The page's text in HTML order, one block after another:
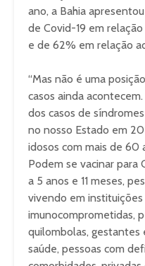
ano, a Bahia
de Covid-19 em
e de 62% em relação
“Mas não é uma
casos ainda
dos casos de
no nosso Estado em
idosos com mais de 60
Podem se vacinar para
a 5 anos e 11 meses,
vivendo em
imunocomprometidas,
quilombolas, gestantes
saúde, pessoas com